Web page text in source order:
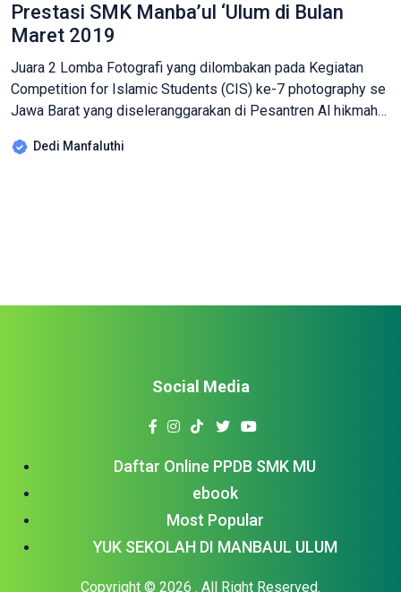
Prestasi SMK Manba’ul ‘Ulum di Bulan
Maret 2019
Juara 2 Lomba Fotografi yang dilombakan pada Kegiatan
Competition for Islamic Students (CIS) ke-7 photography se
Jawa Barat yang diseleranggarakan di Pesantren Al hikmah
peserta didik dari Multimedia yang mendapat juara 2 Lomba
Dedi Manfaluthi
Daftar Online PPDB SMK MU
ebook
Most Popular
YUK SEKOLAH DI MANBAUL ULUM
Copyright © 2026 . All Right Reserved.
Social Media